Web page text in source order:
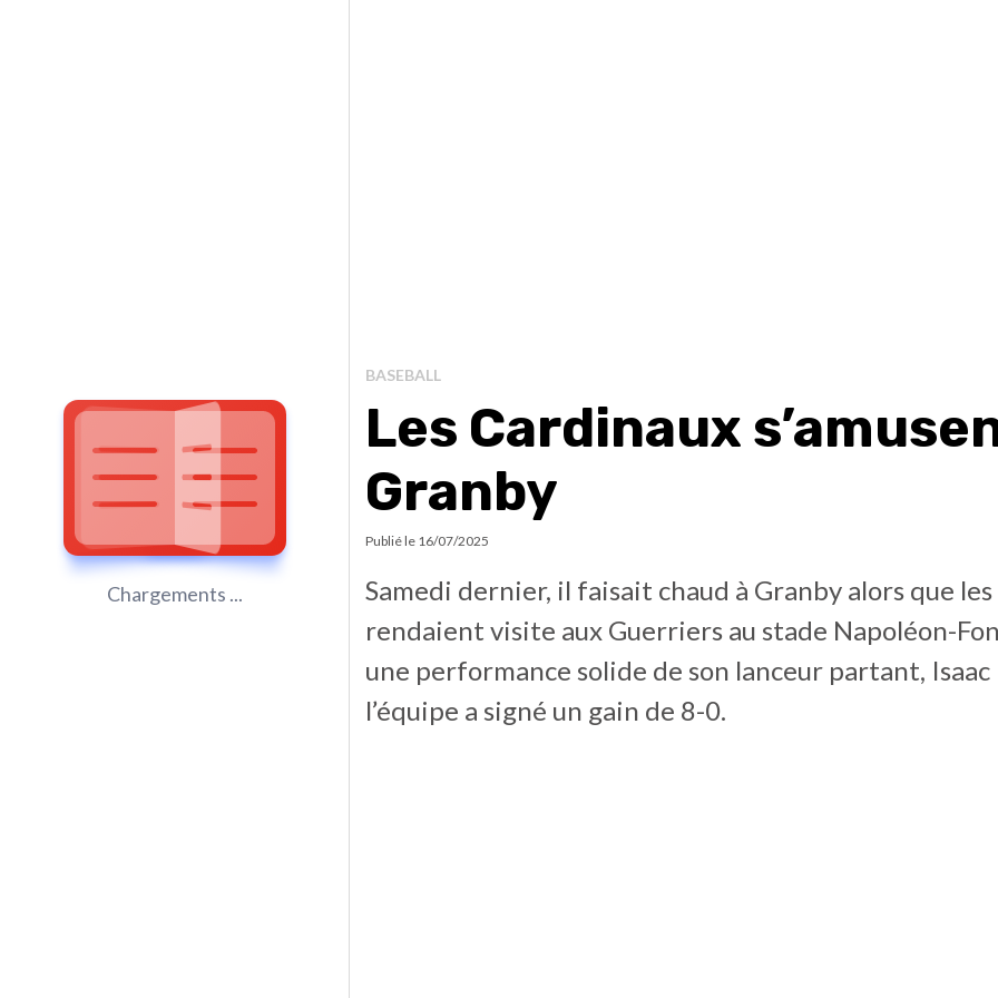
Chargements ...
BASEBALL
Les Cardinaux
Granby
Publié le 16/07/2025
Samedi dernier, il faisait chaud à Granby alors que
rendaient visite aux Guerriers au stade Napoléon-
une performance solide de son lanceur partant, Isaac
l’équipe a signé un gain de 8-0.